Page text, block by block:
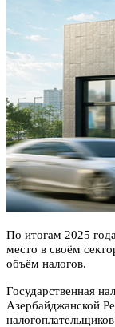
По итогам 2025
место в своём
объём налогов.
Государственная
Азербайджанской